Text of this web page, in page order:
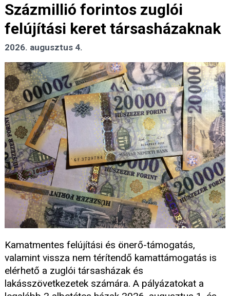
Százmillió forintos zuglói
felújítási keret társasházaknak
2026. augusztus 4.
Kamatmentes felújítási és önerő-támogatás,
valamint vissza nem térítendő kamattámogatás is
elérhető a zuglói társasházak és
lakásszövetkezetek számára. A pályázatokat a